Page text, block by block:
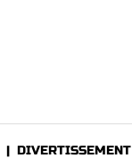
| DIVERTISSEMENT